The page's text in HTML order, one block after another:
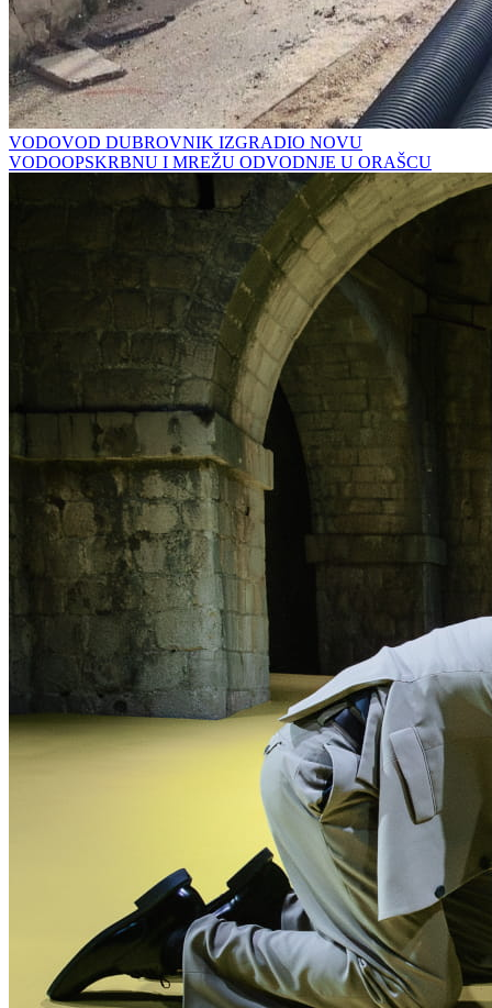
VODOVOD DUBROVNIK IZGRADIO NOVU
VODOOPSKRBNU I MREŽU ODVODNJE U ORAŠCU